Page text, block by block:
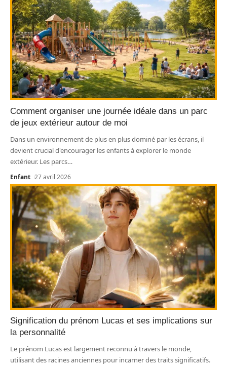
Comment organiser une journée idéale dans un parc
de jeux extérieur autour de moi
Dans un environnement de plus en plus dominé par les écrans, il
devient crucial d'encourager les enfants à explorer le monde
extérieur. Les parcs…
Enfant 27 avril 2026
Signification du prénom Lucas et ses implications sur
la personnalité
Le prénom Lucas est largement reconnu à travers le monde,
utilisant des racines anciennes pour incarner des traits significatifs.